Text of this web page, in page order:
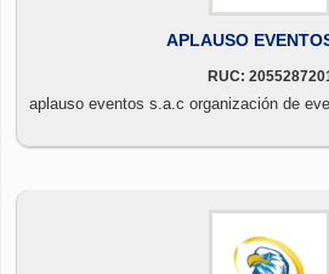
APLAUSO
RUC:
aplauso eventos s.a.c organización de